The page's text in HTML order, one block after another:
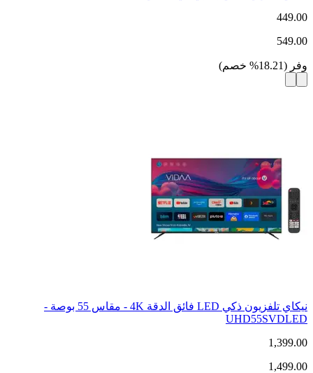
449.00
549.00
وفر (
18.21
% خصم)
نيكاي تلفزيون ذكي LED فائق الدقة 4K - مقاس 55 بوصة -
UHD55SVDLED
1,399.00
1,499.00